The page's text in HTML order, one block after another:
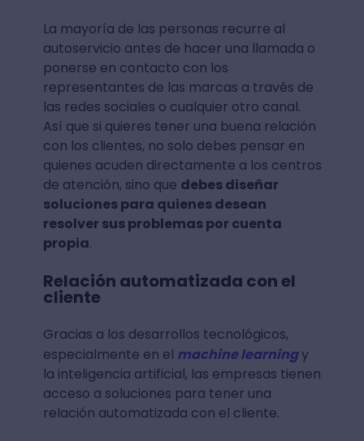
La mayoría de las personas recurre al
autoservicio antes de hacer una llamada o
ponerse en contacto con los
representantes de las marcas a través de
las redes sociales o cualquier otro canal.
Así que si quieres tener una buena relación
con los clientes, no solo debes pensar en
quienes acuden directamente a los centros
de atención, sino que debes diseñar
soluciones para quienes desean
resolver sus problemas por cuenta
propia.
Relación automatizada con el
cliente
Gracias a los desarrollos tecnológicos,
especialmente en el machine learningy
la inteligencia artificial, las empresas tienen
acceso a soluciones para tener una
relación automatizada con el cliente.